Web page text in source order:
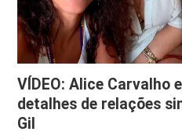
VÍDEO: Alice Carvalho
detalhes de relações
Gil